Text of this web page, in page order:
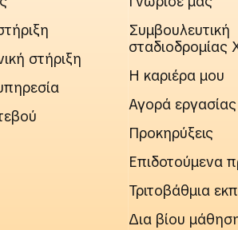
στήριξη
Συμβουλευτική
Η καριέρα μου
Αγορά εργασίας
Προκηρύξεις
Επιδοτούμενα
Τριτοβάθμια
Δια βίου